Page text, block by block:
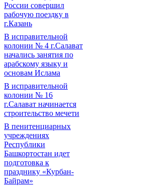
России совершил
рабочую поездку в
г.Казань
В исправительной
колонии № 4 г.Салават
начались занятия по
арабскому языку и
основам Ислама
В исправительной
колонии № 16
г.Салават начинается
строительство мечети
В пенитенциарных
учреждениях
Республики
Башкортостан идет
подготовка к
празднику «Курбан-
Байрам»